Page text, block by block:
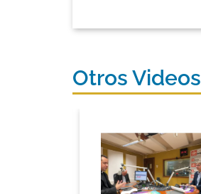
Otros Videos